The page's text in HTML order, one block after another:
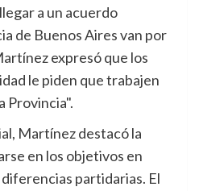
a un acuerdo
de Buenos Aires van por
expresó que los
le piden que trabajen
Provincia".
Martínez destacó la
en los objetivos en
diferencias partidarias. El